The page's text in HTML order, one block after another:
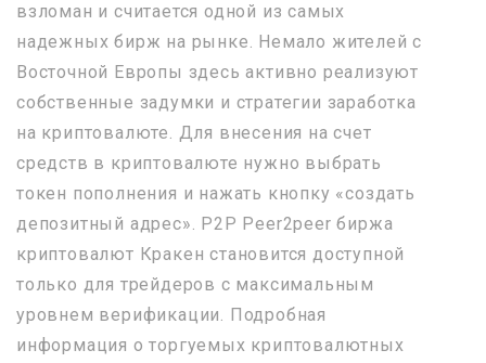
взломан и считается одной из самых
надежных бирж на рынке. Немало жителей с
Восточной Европы здесь активно реализуют
собственные задумки и стратегии заработка
на криптовалюте. Для внесения на счет
средств в криптовалюте нужно выбрать
токен пополнения и нажать кнопку «создать
депозитный адрес». P2P Peer2peer биржа
криптовалют Кракен становится доступной
только для трейдеров с максимальным
уровнем верификации. Подробная
информация о торгуемых криптовалютных